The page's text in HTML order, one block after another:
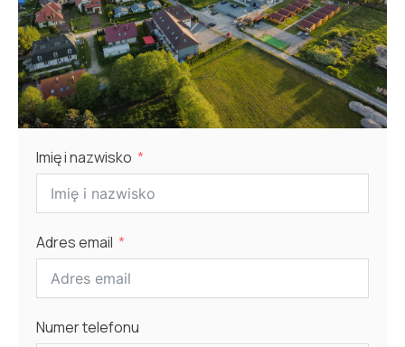
Imię i nazwisko
Adres email
Numer telefonu